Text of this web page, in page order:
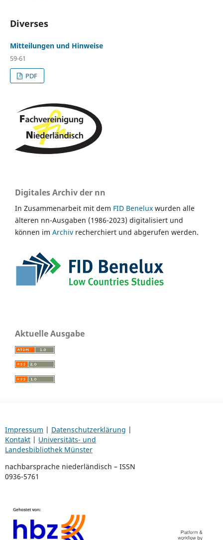
Diverses
Mitteilungen und Hinweise
59-61
PDF
Digitales Archiv der nn
In Zusammenarbeit mit dem FID Benelux wurden alle
älteren nn-Ausgaben (1986-2023) digitalisiert und
können im Archiv recherchiert und abgerufen werden.
Aktuelle Ausgabe
Impressum | Datenschutzerklärung |
Kontakt| Universitäts- und
Landesbibliothek Münster
nachbarsprache niederländisch – ISSN
0936-5761